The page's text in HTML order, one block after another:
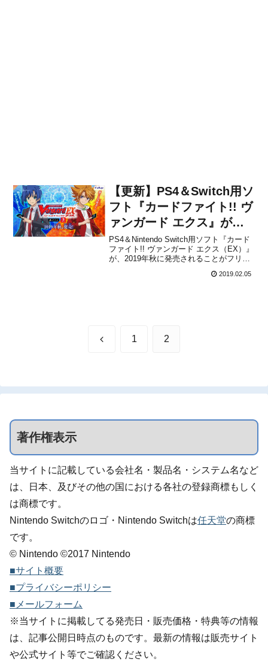
【更新】PS4＆Switch用ソ
フト『カードファイト!! ヴ
ァンガード エクス』が
2019年秋に発売決定！
PS4＆Nintendo Switch用ソフト『カード
ファイト!! ヴァンガード エクス（EX）』
が、2019年秋に発売されることがフリュ
た。販売価格は発表されていません。発
2019.02.05
前 1 2
著作権表示
当サイトに記載している会社名・製品名・システム名など
は、日本、及びその他の国における各社の登録商標もしく
は商標です。
Nintendo Switchのロゴ・Nintendo Switchは任天堂の商標
です。
© Nintendo ©2017 Nintendo
■サイト概要
■プライバシーポリシー
■メールフォーム
※当サイトに掲載してる発売日・販売価格・特典等の情報
は、記事公開日時点のものです。最新の情報は販売サイト
や公式サイト等でご確認ください。